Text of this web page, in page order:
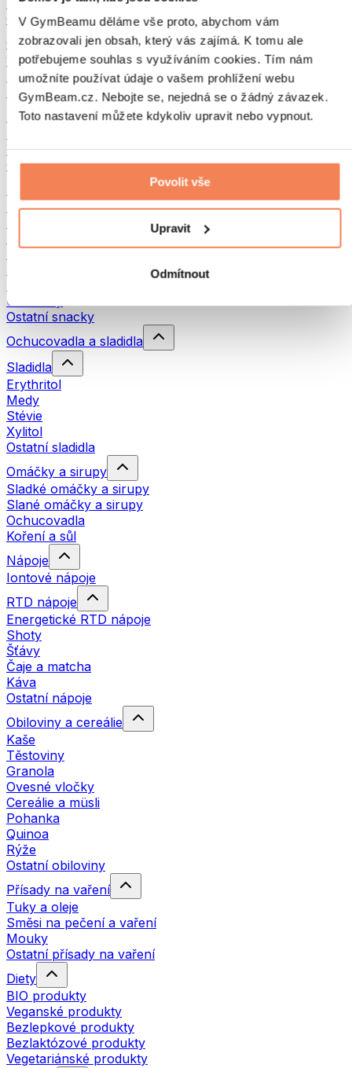
V GymBeamu děláme vše proto, abychom vám
zobrazovali jen obsah, který vás zajímá. K tomu ale
potřebujeme souhlas s využíváním cookies. Tím nám
umožníte používat údaje o vašem prohlížení webu
GymBeam.cz. Nebojte se, nejedná se o žádný závazek.
Toto nastavení můžete kdykoliv upravit nebo vypnout.
Povolit vše
Upravit
Odmítnout
Luštěniny
Ostatní fitness jídlo
Ořechová másla
100% ořechová másla
Sladká ořechová másla
Proteinová ořechová másla
Superpotraviny
Vláknina
Ostatní superpotraviny
Proteinové tyčinky
Proteinové čipsy a krekry
Čokolády
Ostatní snacky
Ochucovadla a sladidla
Sladidla
Erythritol
Medy
Stévie
Xylitol
Ostatní sladidla
Omáčky a sirupy
Sladké omáčky a sirupy
Slané omáčky a sirupy
Ochucovadla
Koření a sůl
Nápoje
Iontové nápoje
RTD nápoje
Energetické RTD nápoje
Shoty
Šťávy
Čaje a matcha
Káva
Ostatní nápoje
Obiloviny a cereálie
Kaše
Těstoviny
Granola
Ovesné vločky
Cereálie a müsli
Pohanka
Quinoa
Rýže
Ostatní obiloviny
Přísady na vaření
Tuky a oleje
Směsi na pečení a vaření
Mouky
Ostatní přísady na vaření
Diety
BIO produkty
Veganské produkty
Bezlepkové produkty
Bezlaktózové produkty
Vegetariánské produkty